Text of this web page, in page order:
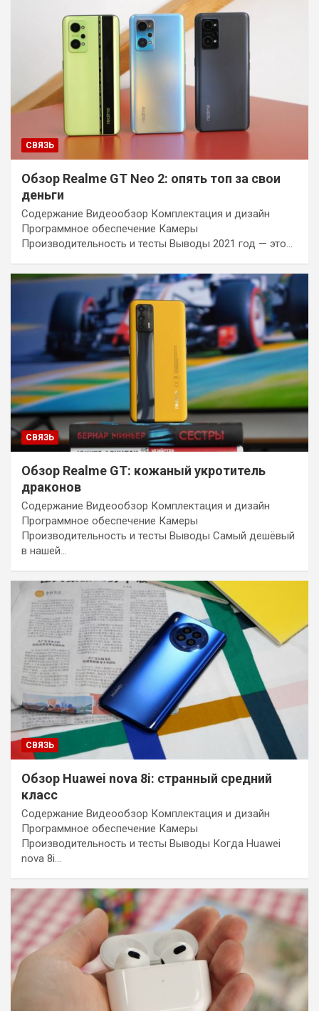
СВЯЗЬ
Обзор Realme GT Neo 2: опять топ за свои
деньги
Содержание Видеообзор Комплектация и дизайн
Программное обеспечение Камеры
Производительность и тесты Выводы 2021 год — это…
СВЯЗЬ
Обзор Realme GT: кожаный укротитель
драконов
Содержание Видеообзор Комплектация и дизайн
Программное обеспечение Камеры
Производительность и тесты Выводы Самый дешёвый
в нашей…
СВЯЗЬ
Обзор Huawei nova 8i: странный средний
класс
Содержание Видеообзор Комплектация и дизайн
Программное обеспечение Камеры
Производительность и тесты Выводы Когда Huawei
nova 8i…